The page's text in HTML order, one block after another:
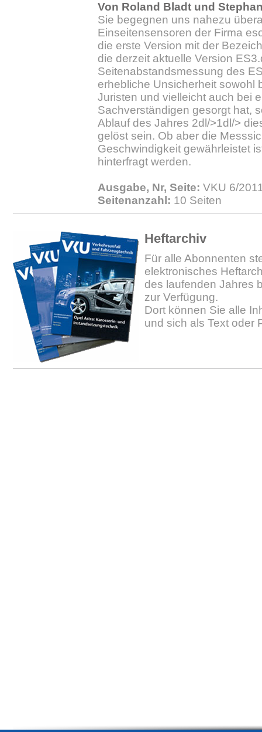
Von Roland Bladt und
Sie begegnen uns nahezu
Einseitensensoren der Firma
die erste Version mit der
die derzeit aktuelle Version
Seitenabstandsmessung des
erhebliche Unsicherheit sowohl
Juristen und vielleicht auch bei
Sachverständigen gesorgt hat,
Ablauf des Jahres 2dl/>1dl/>
gelöst sein. Ob aber die
Geschwindigkeit gewährleistet
hinterfragt werden.
Ausgabe, Nr, Seite: VKU 6/
Seitenanzahl: 10 Seiten
Heftarchiv
Für alle Abonnenten
elektronisches
des laufenden Jahres
zur Verfügung.
Dort können Sie alle
und sich als Text oder